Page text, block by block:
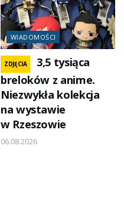
WIADOMOŚCI
ZDJĘCIA
3,5 tysiąca
breloków z anime.
Niezwykła kolekcja
na wystawie
w Rzeszowie
06.08.2026